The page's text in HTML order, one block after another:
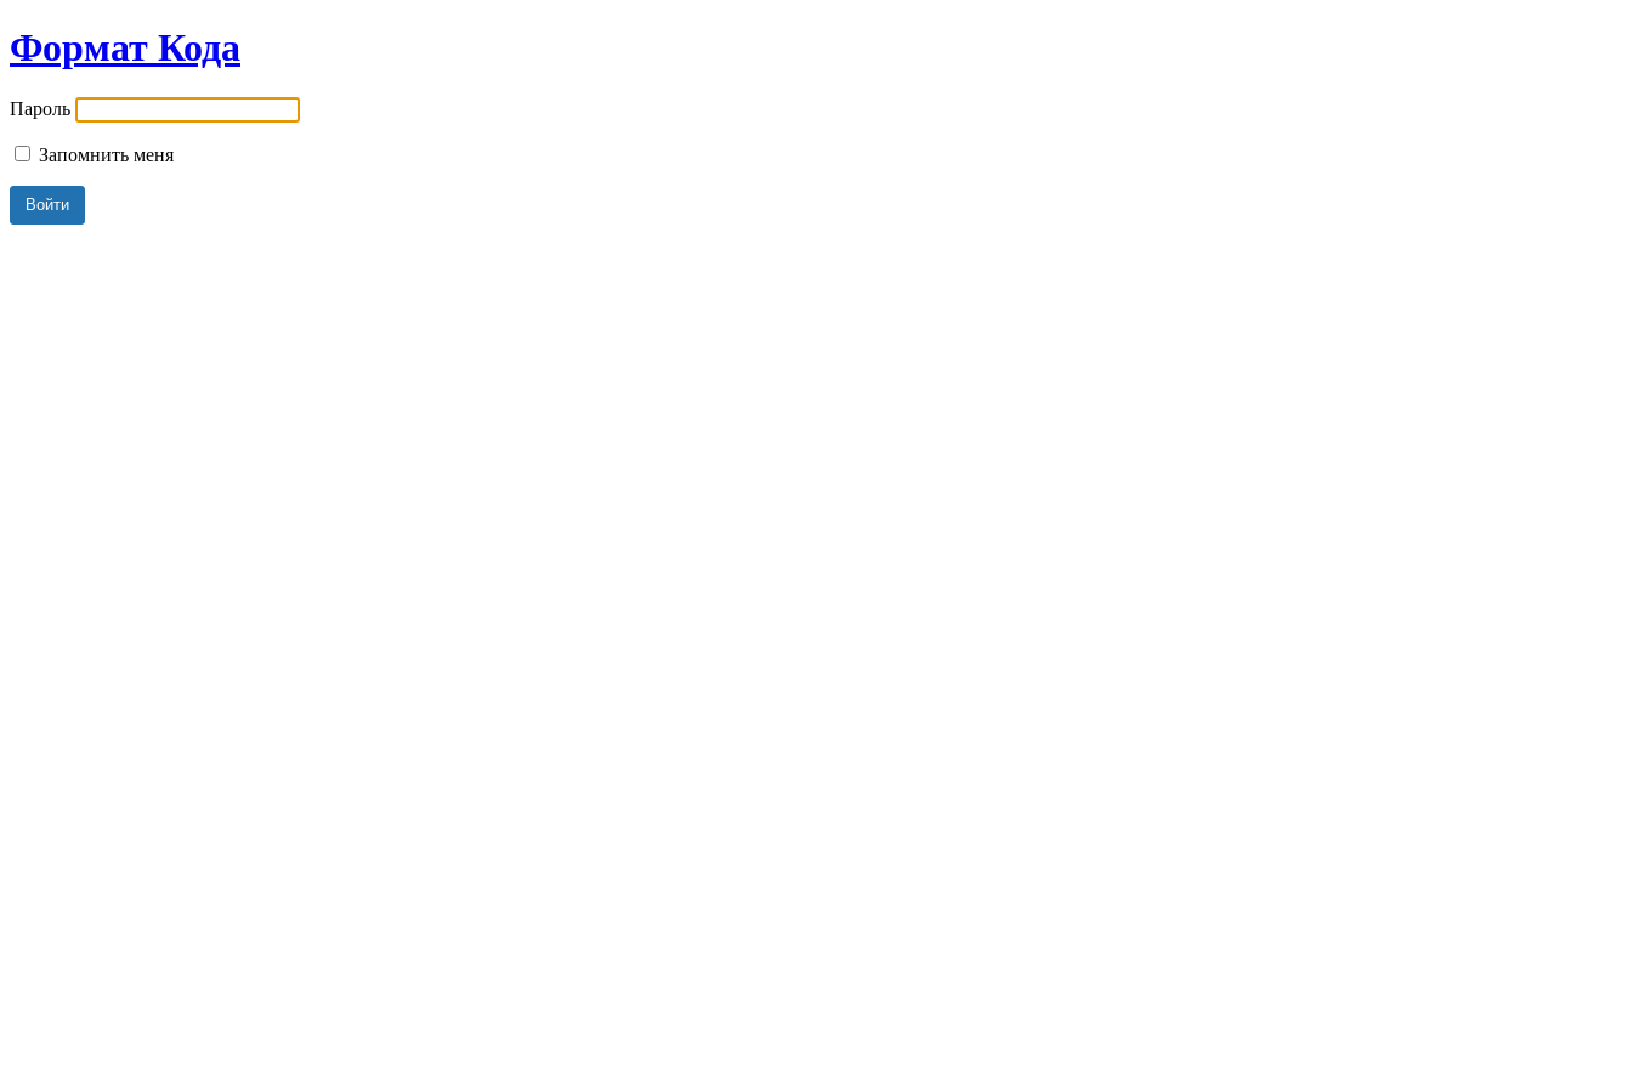
Формат Кода
Пароль
Запомнить меня